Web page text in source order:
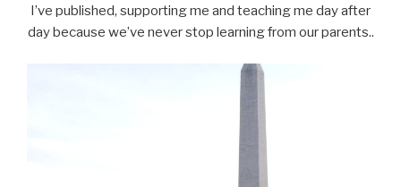
I’ve published, supporting me and teaching me day after
day because we’ve never stop learning from our parents..